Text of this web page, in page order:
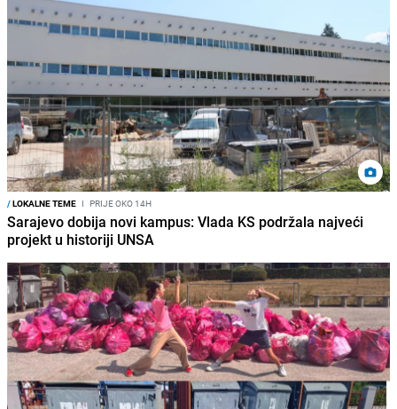
/LOKALNE TEME I PRIJE OKO 14H
Sarajevo dobija novi kampus: Vlada KS podržala najveći
projekt u historiji UNSA